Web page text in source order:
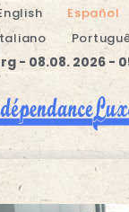
Español
- 08.08. 2026 -